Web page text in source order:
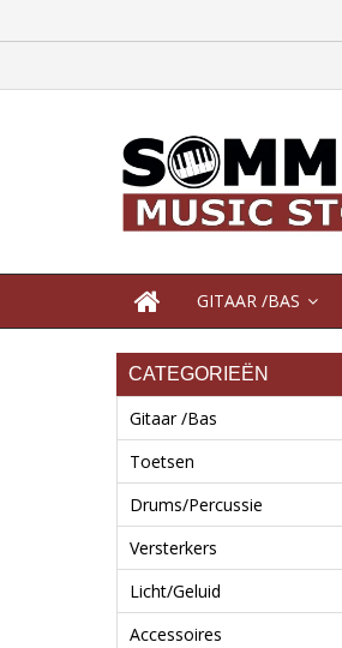
GITAAR /BAS
CATEGORIEËN
Gitaar /Bas
Toetsen
Drums/Percussie
Versterkers
Licht/Geluid
Accessoires